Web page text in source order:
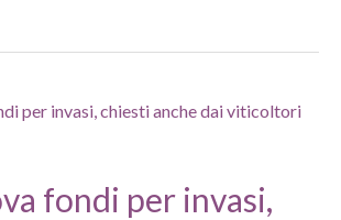
fondi per invasi,